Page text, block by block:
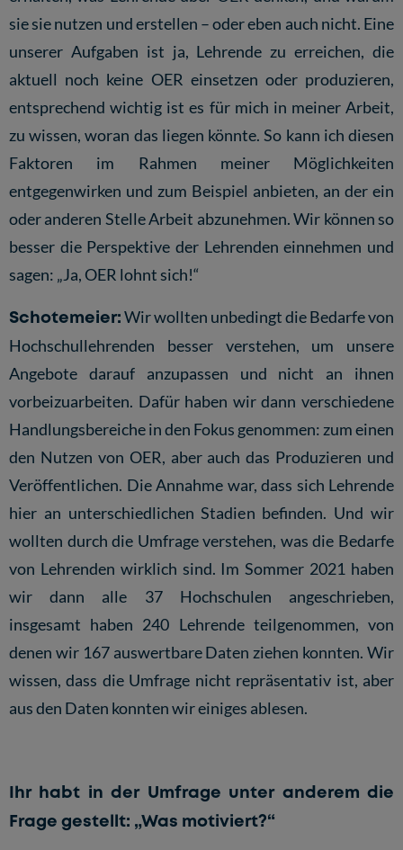
sie sie nutzen und erstellen – oder eben auch nicht. Eine
unserer Aufgaben ist ja, Lehrende zu erreichen, die
aktuell noch keine OER einsetzen oder produzieren,
entsprechend wichtig ist es für mich in meiner Arbeit,
zu wissen, woran das liegen könnte. So kann ich diesen
Faktoren im Rahmen meiner Möglichkeiten
entgegenwirken und zum Beispiel anbieten, an der ein
oder anderen Stelle Arbeit abzunehmen. Wir können so
besser die Perspektive der Lehrenden einnehmen und
sagen: „Ja, OER lohnt sich!“
Schotemeier:Wir wollten unbedingt die Bedarfe von
Hochschullehrenden besser verstehen, um unsere
Angebote darauf anzupassen und nicht an ihnen
vorbeizuarbeiten. Dafür haben wir dann verschiedene
Handlungsbereiche in den Fokus genommen: zum einen
den Nutzen von OER, aber auch das Produzieren und
Veröffentlichen. Die Annahme war, dass sich Lehrende
hier an unterschiedlichen Stadien befinden. Und wir
wollten durch die Umfrage verstehen, was die Bedarfe
von Lehrenden wirklich sind. Im Sommer 2021 haben
wir dann alle 37 Hochschulen angeschrieben,
insgesamt haben 240 Lehrende teilgenommen, von
denen wir 167 auswertbare Daten ziehen konnten. Wir
wissen, dass die Umfrage nicht repräsentativ ist, aber
aus den Daten konnten wir einiges ablesen.
Ihr habt in der Umfrage unter anderem die
Frage gestellt: „Was motiviert?“